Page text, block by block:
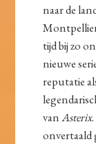
naar de
tijd bij zo
nieuwe
reputatie
vanAsterix
onvertaald